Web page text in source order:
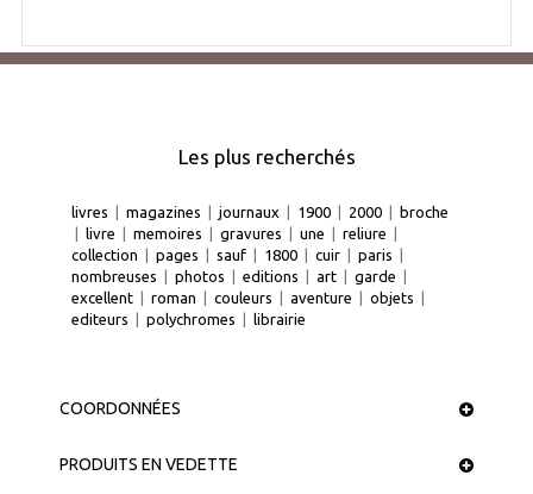
Les plus recherchés
livres | magazines | journaux | 1900 | 2000 | broche
| livre | memoires | gravures | une | reliure |
collection | pages | sauf | 1800 | cuir | paris |
nombreuses | photos | editions | art | garde |
excellent | roman | couleurs | aventure | objets |
editeurs | polychromes | librairie
COORDONNÉES
PRODUITS EN VEDETTE